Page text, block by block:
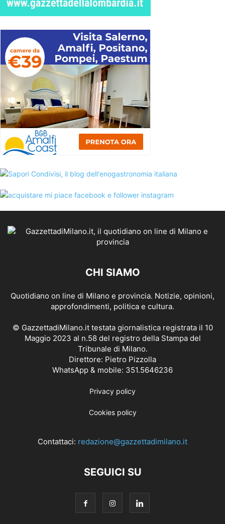
CHI SIAMO
Quotidiano on line di Milano e provincia. Notizie, opinioni,
approfondimenti, politica e cultura.
© GazzettadiMilano.it testata giornalistica registrata il 10
Maggio 2023 al n.58 del registro della Stampa del
Tribunale di Milano.
Direttore: Pietro Pizzolla
WhatsApp & mobile: 351.5646236
Privacy policy
Cookies policy
Contattaci: redazione@gazzettadimilano.it
SEGUICI SU